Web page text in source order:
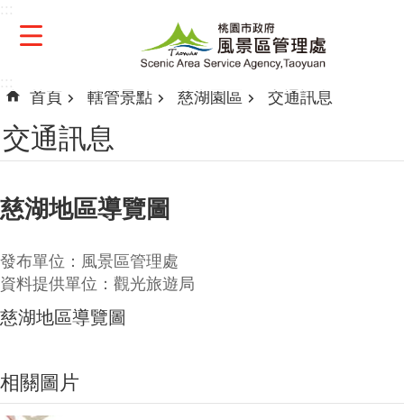
首頁 轄管景點 慈湖園區 交通訊息
交通訊息
慈湖地區導覽圖
發布單位：風景區管理處
資料提供單位：觀光旅遊局
慈湖地區導覽圖
相關圖片